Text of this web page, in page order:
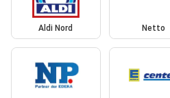
Aldi Nord Netto